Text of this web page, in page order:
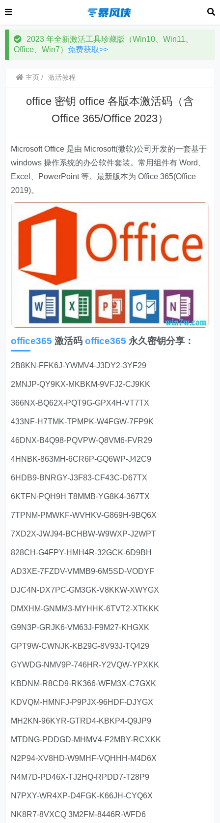
2023 年全新激活工具珍藏版（Win10、Win11、
Office、Win7） 免费获取>>
主页 激活教程
office 密钥 office 各版本激活码（含
Office 365/Office 2023）
Microsoft Office 是由 Microsoft(微软)公司开发的一套基于
windows 操作系统的办公软件套装。常用组件有 Word、
Excel、PowerPoint 等。最新版本为 Office 365(Office
2019)。
office365 激活码office365 永久密钥分享：
2B8KN-FFK6J-YWMV4-J3DY2-3YF29
2MNJP-QY9KX-MKBKM-9VFJ2-CJ9KK
366NX-BQ62X-PQT9G-GPX4H-VT7TX
433NF-H7TMK-TPMPK-W4FGW-7FP9K
46DNX-B4Q98-PQVPW-Q8VM6-FVR29
4HNBK-863MH-6CR6P-GQ6WP-J42C9
6HDB9-BNRGY-J3F83-CF43C-D67TX
6KTFN-PQH9H T8MMB-YG8K4-367TX
7TPNM-PMWKF-WVHKV-G869H-9BQ6X
7XD2X-JWJ94-BCHBW-W9WXP-J2WPT
828CH-G4FPY-HMH4R-32GCK-6D9BH
AD3XE-7FZDV-VMMB9-6M5SD-VODYF
DJC4N-DX7PC-GM3GK-V8KKW-XWYGX
DMXHM-GNMM3-MYHHK-6TVT2-XTKKK
G9N3P-GRJK6-VM63J-F9M27-KHGXK
GPT9W-CWNJK-KB29G-8V93J-TQ429
GYWDG-NMV9P-746HR-Y2VQW-YPXKK
KBDNM-R8CD9-RK366-WFM3X-C7GXK
KDVQM-HMNFJ-P9PJX-96HDF-DJYGX
MH2KN-96KYR-GTRD4-KBKP4-Q9JP9
MTDNG-PDDGD-MHMV4-F2MBY-RCXKK
N2P94-XV8HD-W9MHF-VQHHH-M4D6X
N4M7D-PD46X-TJ2HQ-RPDD7-T28P9
N7PXY-WR4XP-D4FGK-K66JH-CYQ6X
NK8R7-8VXCQ 3M2FM-8446R-WFD6